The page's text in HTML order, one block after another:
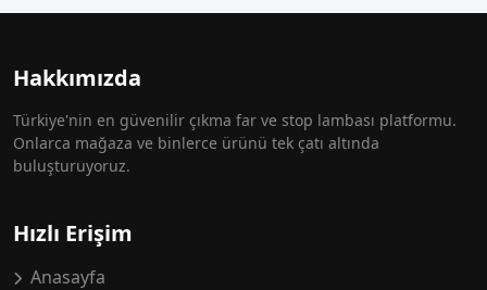
Hakkımızda
Türkiye'nin en güvenilir çıkma far ve stop lambası platformu.
Onlarca mağaza ve binlerce ürünü tek çatı altında
buluşturuyoruz.
Hızlı Erişim
Anasayfa